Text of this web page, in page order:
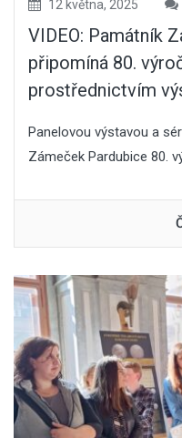
12 května, 2025
VIDEO: Památník
připomíná 80.
prostřednictvím
Panelovou výstavou a
Zámeček Pardubice 80.